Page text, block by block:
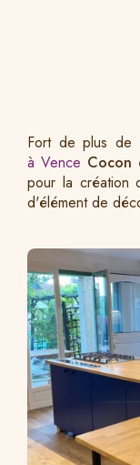
Fort de plus de
à Vence Cocon
pour la création
d'élément de